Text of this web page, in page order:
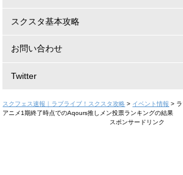
スクスタ基本攻略
お問い合わせ
Twitter
スクフェス速報｜ラブライブ！スクスタ攻略 > イベント情報 >
アニメ1期終了時点でのAqours推しメン投票ランキングの結果
スポンサードリンク